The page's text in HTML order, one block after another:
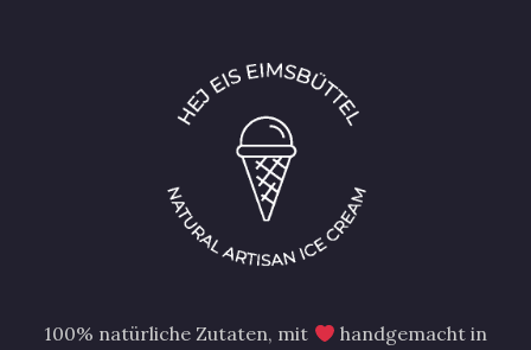
100% natürliche Zutaten, mit
handgemacht in